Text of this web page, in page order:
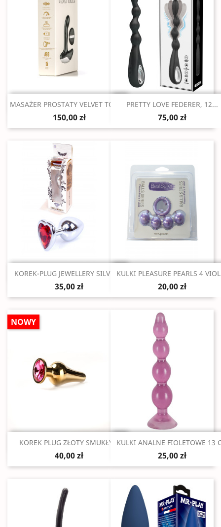
Szybki podgląd
MASAŻER PROSTATY VELVET TOUCH
150,00 zł
Szybki podgląd
PRETTY LOVE FEDERER, 12...
75,00 zł
Szybki podgląd
KOREK-PLUG JEWELLERY SILVER...
35,00 zł
Szybki podgląd
KULKI PLEASURE PEARLS 4
20,00 zł
Szybki podgląd
KOREK PLUG ZŁOTY SMUKŁY...
40,00 zł
NOWY
Szybki podgląd
KULKI ANALNE FIOLETOWE 13
25,00 zł